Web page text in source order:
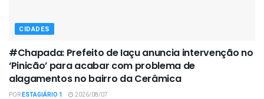
CIDADES
#Chapada: Prefeito de Iaçu anuncia intervenção no
‘Pinicão’ para acabar com problema de
alagamentos no bairro da Cerâmica
PORESTAGIÁRIO 1 2026/08/07